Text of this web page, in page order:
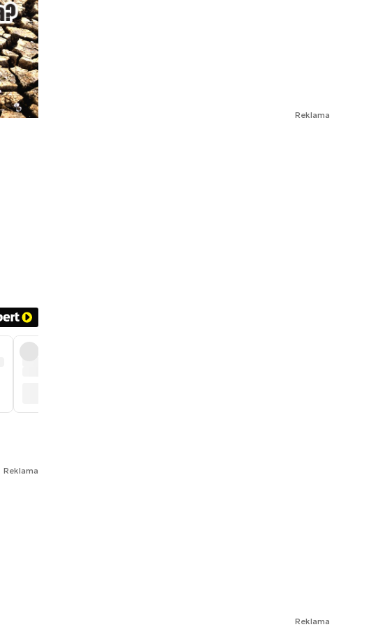
Reklama
Reklama
Reklama